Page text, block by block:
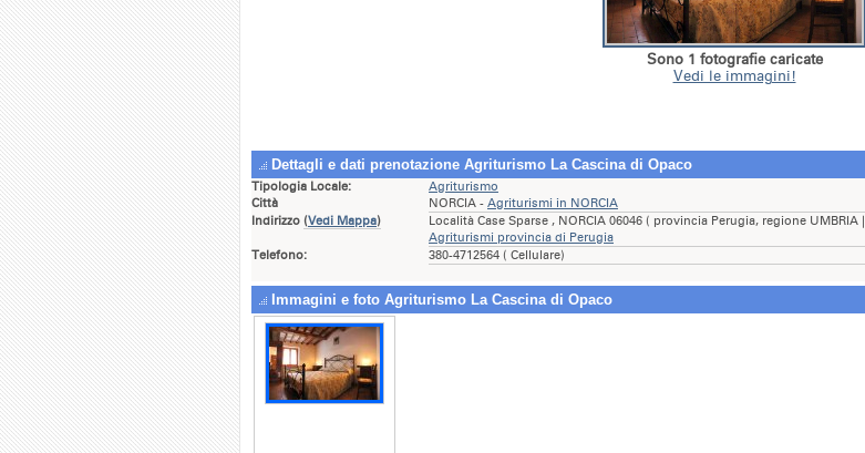
Sono 1 fotografie caricate
Vedi le immagini!
Dettagli e dati prenotazione Agriturismo La Cascina di Opaco
Tipologia Locale:
Agriturismo
Città
NORCIA - Agriturismi in NORCIA
Indirizzo (Vedi Mappa)
Località Case Sparse , NORCIA 06046 ( provincia Perugia, regione UMBRIA |
Agriturismi provincia di Perugia
Telefono:
380-4712564 ( Cellulare)
Immagini e foto Agriturismo La Cascina di Opaco